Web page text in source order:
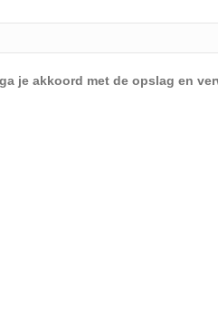
je akkoord met de opslag en